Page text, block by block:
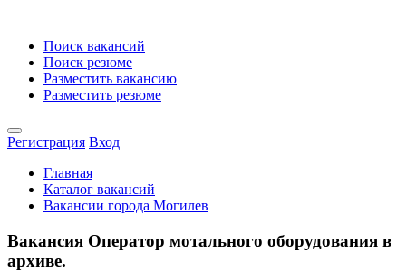
Поиск вакансий
Поиск резюме
Разместить вакансию
Разместить резюме
Регистрация Вход
Главная
Каталог вакансий
Вакансии города Могилев
Вакансия Оператор мотального оборудования в
архиве.